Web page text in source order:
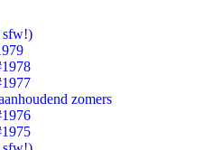
sfw!)
zomers